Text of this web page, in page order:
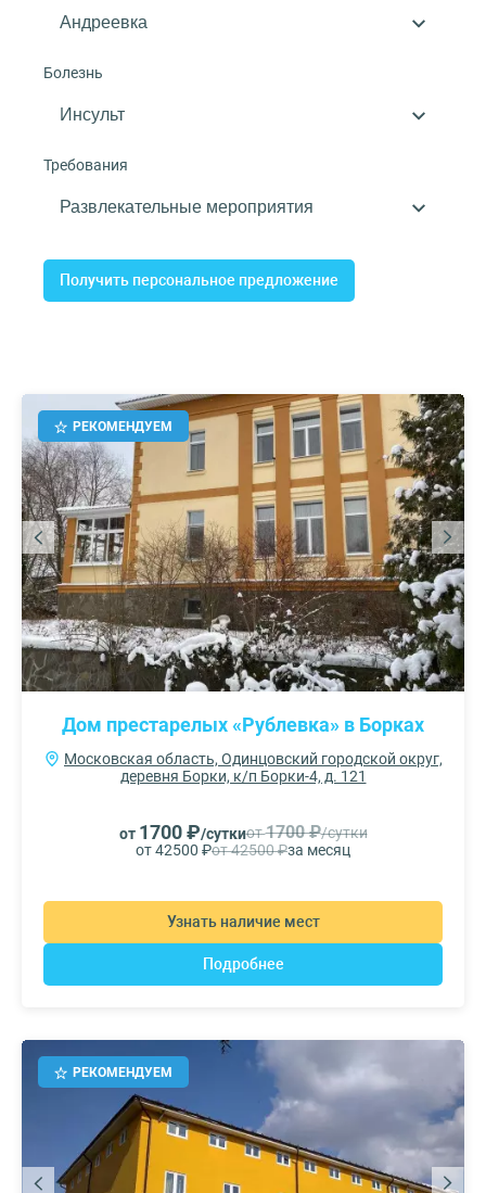
Болезнь
Требования
Получить персональное предложение
РЕКОМЕНДУЕМ
Дом престарелых «Рублевка» в Борках
Московская область, Одинцовский городской округ,
деревня Борки, к/п Борки-4, д. 121
от 1700 ₽/суткиот1700 ₽/сутки
от 42500 ₽от 42500 ₽за месяц
Узнать наличие мест
Подробнее
РЕКОМЕНДУЕМ